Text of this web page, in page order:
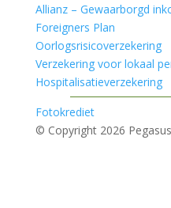
Allianz – Gewaarborgd
Foreigners Plan
Oorlogsrisicoverzekering
Verzekering voor lokaal
Hospitalisatieverzekering
Fotokrediet
© Copyright 2026